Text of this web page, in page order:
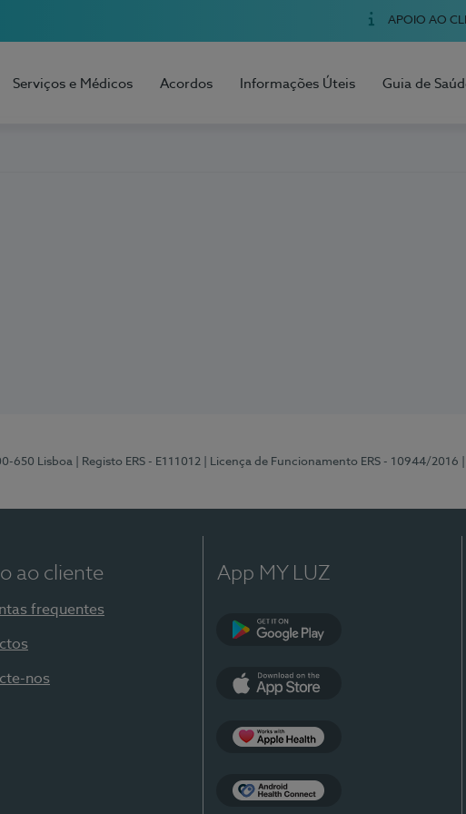
APOIO AO
Serviços e Médicos Acordos Informações Úteis Guia de
650 Lisboa | Registo ERS - E111012 | Licença de Funcionamento ERS - 10944/2016
ao cliente
frequentes
nos
App MY LUZ